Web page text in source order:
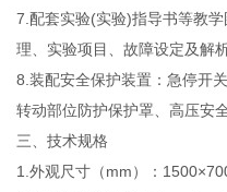
7.配套实验(实验)指导书等教
理、实验项目、故障设定及解
8.装配安全保护装置：急停开
转动部位防护保护罩、高压安
三、技术规格
1.外观尺寸（mm）：